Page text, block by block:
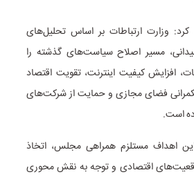
وزارت ارتباطات بر اساس تحلیل‌های
مسیر اصلاح سیاست‌های گذشته را
افزایش کیفیت اینترنت، تقویت اقتصاد
فضای مجازی و حمایت از شرکت‌های
است.
اهداف مستلزم همراهی مجلس، اتخاذ
اقتصادی و توجه به نقش محوری